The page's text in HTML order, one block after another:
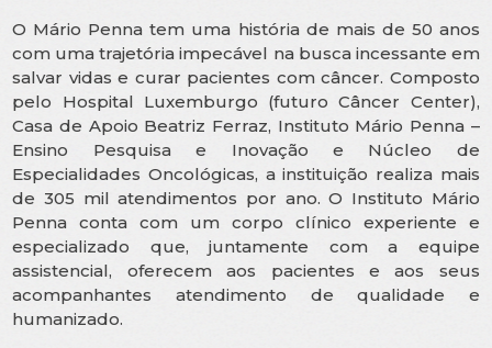
O Mário Penna tem uma história de mais de 50 anos
com uma trajetória impecável na busca incessante em
salvar vidas e curar pacientes com câncer. Composto
pelo Hospital Luxemburgo (futuro Câncer Center),
Casa de Apoio Beatriz Ferraz, Instituto Mário Penna –
Ensino Pesquisa e Inovação e Núcleo de
Especialidades Oncológicas, a instituição realiza mais
de 305 mil atendimentos por ano. O Instituto Mário
Penna conta com um corpo clínico experiente e
especializado que, juntamente com a equipe
assistencial, oferecem aos pacientes e aos seus
acompanhantes atendimento de qualidade e
humanizado.